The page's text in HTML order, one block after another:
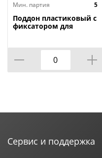
Мин. партия
5
Поддон пластиковый с
фиксатором для
Сервис и поддержка